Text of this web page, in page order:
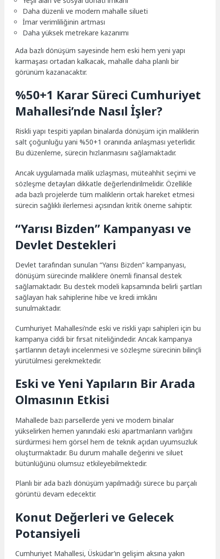
Daha düzenli ve modern mahalle silueti
İmar verimliliğinin artması
Daha yüksek metrekare kazanımı
Ada bazlı dönüşüm sayesinde hem eski hem yeni yapı
karmaşası ortadan kalkacak, mahalle daha planlı bir
görünüm kazanacaktır.
%50+1 Karar Süreci Cumhuriyet
Mahallesi’nde Nasıl İşler?
Riskli yapı tespiti yapılan binalarda dönüşüm için maliklerin
salt çoğunluğu yani %50+1 oranında anlaşması yeterlidir.
Bu düzenleme, sürecin hızlanmasını sağlamaktadır.
Ancak uygulamada malik uzlaşması, müteahhit seçimi ve
sözleşme detayları dikkatle değerlendirilmelidir. Özellikle
ada bazlı projelerde tüm maliklerin ortak hareket etmesi
sürecin sağlıklı ilerlemesi açısından kritik öneme sahiptir.
“Yarısı Bizden” Kampanyası ve
Devlet Destekleri
Devlet tarafından sunulan “Yarısı Bizden” kampanyası,
dönüşüm sürecinde maliklere önemli finansal destek
sağlamaktadır. Bu destek modeli kapsamında belirli şartları
sağlayan hak sahiplerine hibe ve kredi imkânı
sunulmaktadır.
Cumhuriyet Mahallesi’nde eski ve riskli yapı sahipleri için bu
kampanya ciddi bir fırsat niteliğindedir. Ancak kampanya
şartlarının detaylı incelenmesi ve sözleşme sürecinin bilinçli
yürütülmesi gerekmektedir.
Eski ve Yeni Yapıların Bir Arada
Olmasının Etkisi
Mahallede bazı parsellerde yeni ve modern binalar
yükselirken hemen yanındaki eski apartmanların varlığını
sürdürmesi hem görsel hem de teknik açıdan uyumsuzluk
oluşturmaktadır. Bu durum mahalle değerini ve siluet
bütünlüğünü olumsuz etkileyebilmektedir.
Planlı bir ada bazlı dönüşüm yapılmadığı sürece bu parçalı
görüntü devam edecektir.
Konut Değerleri ve Gelecek
Potansiyeli
Cumhuriyet Mahallesi, Üsküdar’ın gelişim aksına yakın